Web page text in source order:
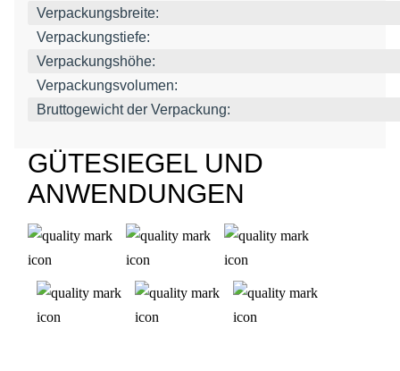
Verpackungsbreite:
Verpackungstiefe:
Verpackungshöhe:
Verpackungsvolumen:
Bruttogewicht der Verpackung:
GÜTESIEGEL UND
ANWENDUNGEN